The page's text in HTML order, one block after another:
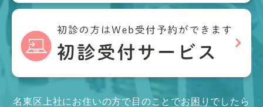
名東区上社にお住いの方で目のことでお困りでしたら